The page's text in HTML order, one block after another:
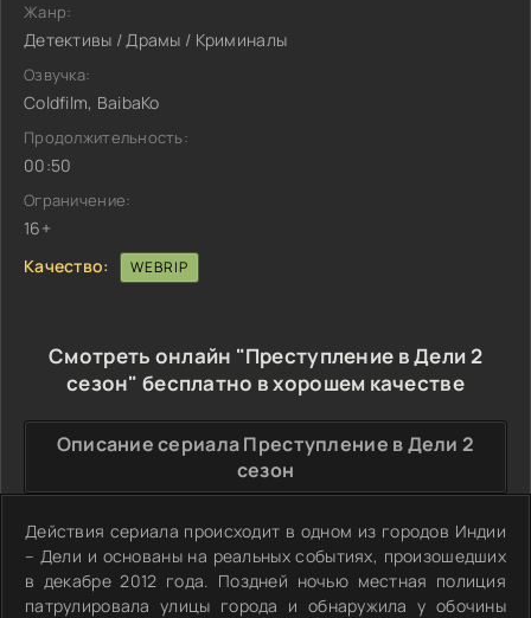
Жанр:
Детективы / Драмы / Криминалы
Озвучка:
Coldfilm, BaibaKo
Продолжительность:
00:50
Ограничение:
16+
Качество:
WEBRIP
Смотреть онлайн "Преступление в Дели 2
сезон" бесплатно в хорошем качестве
Описание сериала Преступление в Дели 2
сезон
Действия сериала происходит в одном из городов Индии
– Дели и основаны на реальных событиях, произошедших
в декабре 2012 года. Поздней ночью местная полиция
патрулировала улицы города и обнаружила у обочины